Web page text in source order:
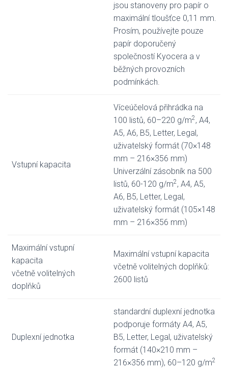
jsou stanoveny pro papír o
maximální tloušťce 0,11 mm.
Prosím, používejte pouze
papír doporučený
společností Kyocera a v
běžných provozních
podmínkách.
Vstupní kapacita
Víceúčelová přihrádka na
100 listů, 60–220 g/m2, A4,
A5, A6, B5, Letter, Legal,
uživatelský formát (70×148
mm – 216×356 mm)
Univerzální zásobník na 500
listů, 60-120 g/m2, A4, A5,
A6, B5, Letter, Legal,
uživatelský formát (105×148
mm – 216×356 mm)
Maximální vstupní
kapacita
včetně volitelných
doplňků
Maximální vstupní kapacita
včetně volitelných doplňků:
2600 listů
Duplexní jednotka
standardní duplexní jednotka
podporuje formáty A4, A5,
B5, Letter, Legal, uživatelský
formát (140×210 mm –
216×356 mm), 60–120 g/m2